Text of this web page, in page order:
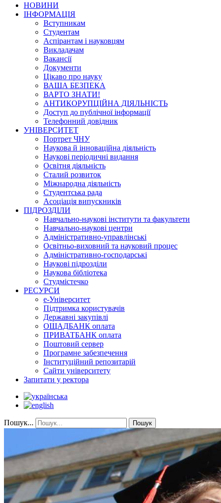
НОВИНИ
ІНФОРМАЦІЯ
Вступникам
Студентам
Аспірантам і науковцям
Викладачам
Вакансії
Документи
Цікаво про науку
ВАША БЕЗПЕКА
ВАРТО ЗНАТИ!
АНТИКОРУПЦІЙНА ДІЯЛЬНІСТЬ
Доступ до публічної інформації
Телефонний довідник
УНІВЕРСИТЕТ
Портрет ЧНУ
Наукова й інноваційна діяльність
Наукові періодичні видання
Освітня діяльність
Сталий розвиток
Міжнародна діяльність
Студентська рада
Асоціація випускників
ПІДРОЗДІЛИ
Навчально-наукові інститути та факультети
Навчально-наукові центри
Адміністративно-управлінські
Освітньо-виховний та науковий процес
Адміністративно-господарські
Наукові підрозділи
Наукова бібліотека
Студмістечко
РЕСУРСИ
е-Університет
Підтримка користувачів
Державні закупівлі
ОЩАДБАНК оплата
ПРИВАТБАНК оплата
Поштовий сервер
Програмне забезпечення
Інституційний репозитарій
Сайти університету
Запитати у ректора
Пошук... Пошук